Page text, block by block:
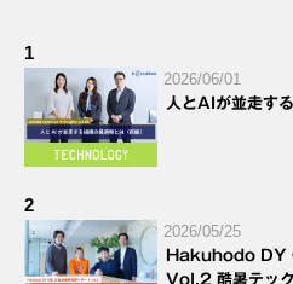
1
2026/06/01
人とAIが並走す
2
2026/05/25
Hakuhodo DY
Vol.2 酷暑テック